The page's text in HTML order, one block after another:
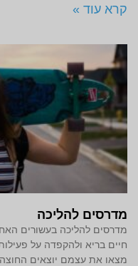
קרא עוד »
מדרסים להליכה
מדרסים להליכה בעשורים
חיים בריא ולהקפדה על
מצאו את עצמם יוצאים החוצה